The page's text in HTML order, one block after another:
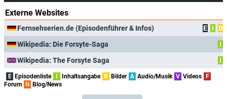
Externe Websites
Fernsehserien.de (Episodenführer & Infos) E I
B
Wikipedia: Die Forsyte-Saga
I
Wikipedia: The Forsyte Saga
I
E Episodenliste Inhaltsangabe B Bilder A Audio/Musik V Videos
F
Forum
N Blog/News